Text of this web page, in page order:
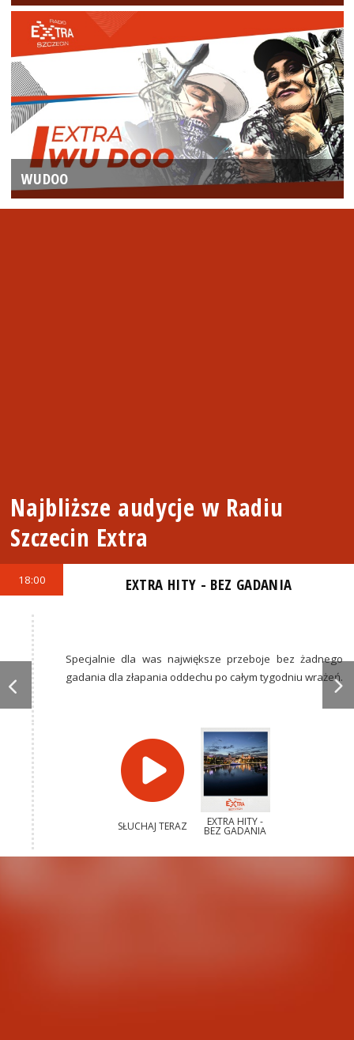
WUDOO
Najbliższe audycje w Radiu
Szczecin Extra
18:00 EXTRA HITY - BEZ GADANIA
Specjalnie dla was największe przeboje bez żadnego
gadania dla złapania oddechu po całym tygodniu wrażeń.
SŁUCHAJ TERAZ EXTRA HITY -
BEZ GADANIA